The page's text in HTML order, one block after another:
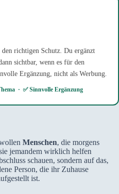
richtigen Schutz. Du ergänzt
sichtbar, wenn es für den
Ergänzung, nicht als Werbung.
· ✅ Sinnvolle Ergänzung
Menschen, die morgens
jemandem wirklich helfen
schauen, sondern auf das,
Person, die ihr Zuhause
ist.